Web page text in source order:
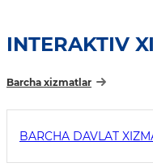
INTERAKTIV
Barcha xizmatlar
BARCHA DAVLAT